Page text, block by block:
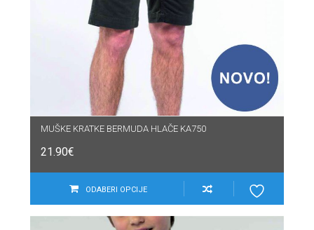
MUŠKE KRATKE BERMUDA HLAČE KA750
21.90€
ODABERI OPCIJE